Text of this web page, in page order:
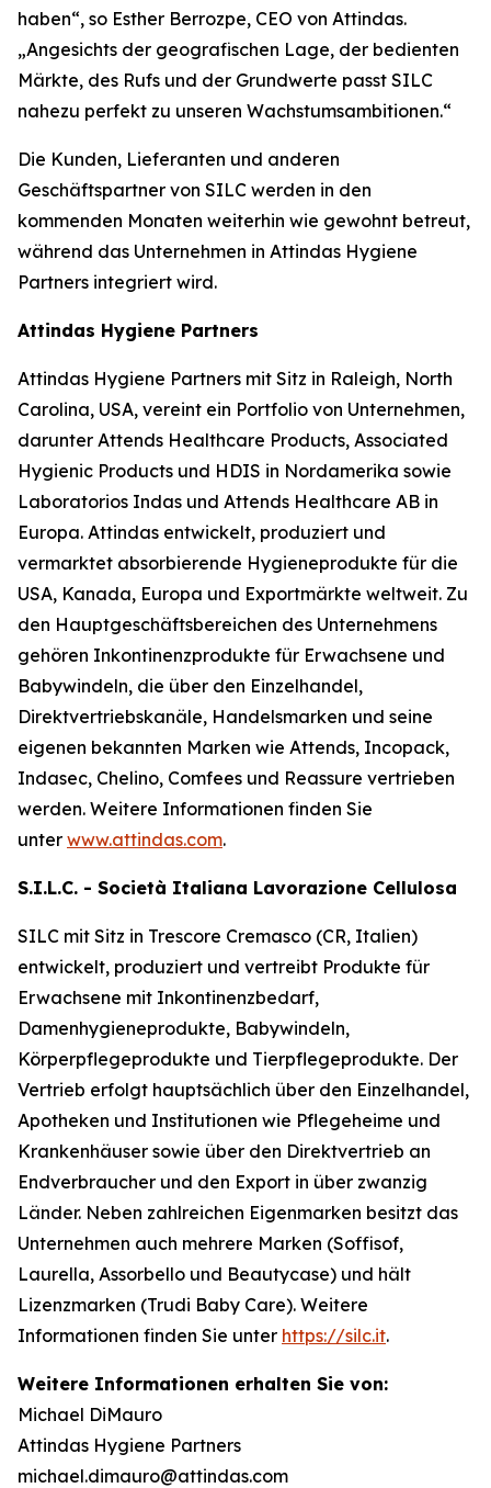
haben“, so Esther Berrozpe, CEO von Attindas.
„Angesichts der geografischen Lage, der bedienten
Märkte, des Rufs und der Grundwerte passt SILC
nahezu perfekt zu unseren Wachstumsambitionen.“
Die Kunden, Lieferanten und anderen
Geschäftspartner von SILC werden in den
kommenden Monaten weiterhin wie gewohnt betreut,
während das Unternehmen in Attindas Hygiene
Partners integriert wird.
Attindas Hygiene Partners
Attindas Hygiene Partners mit Sitz in Raleigh, North
Carolina, USA, vereint ein Portfolio von Unternehmen,
darunter Attends Healthcare Products, Associated
Hygienic Products und HDIS in Nordamerika sowie
Laboratorios Indas und Attends Healthcare AB in
Europa. Attindas entwickelt, produziert und
vermarktet absorbierende Hygieneprodukte für die
USA, Kanada, Europa und Exportmärkte weltweit. Zu
den Hauptgeschäftsbereichen des Unternehmens
gehören Inkontinenzprodukte für Erwachsene und
Babywindeln, die über den Einzelhandel,
Direktvertriebskanäle, Handelsmarken und seine
eigenen bekannten Marken wie Attends, Incopack,
Indasec, Chelino, Comfees und Reassure vertrieben
werden. Weitere Informationen finden Sie
unter www.attindas.com.
S.I.L.C. - Società Italiana Lavorazione Cellulosa
SILC mit Sitz in Trescore Cremasco (CR, Italien)
entwickelt, produziert und vertreibt Produkte für
Erwachsene mit Inkontinenzbedarf,
Damenhygieneprodukte, Babywindeln,
Körperpflegeprodukte und Tierpflegeprodukte. Der
Vertrieb erfolgt hauptsächlich über den Einzelhandel,
Apotheken und Institutionen wie Pflegeheime und
Krankenhäuser sowie über den Direktvertrieb an
Endverbraucher und den Export in über zwanzig
Länder. Neben zahlreichen Eigenmarken besitzt das
Unternehmen auch mehrere Marken (Soffisof,
Laurella, Assorbello und Beautycase) und hält
Lizenzmarken (Trudi Baby Care). Weitere
Informationen finden Sie unter https://silc.it.
Weitere Informationen erhalten Sie von:
Michael DiMauro
Attindas Hygiene Partners
michael.dimauro@attindas.com